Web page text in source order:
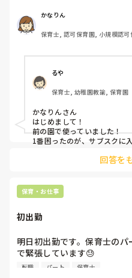
かなりん
保育士, 認可保育園, 小規模認可
るや
保育士, 幼稚園教諭, 保育園
かなりんさん
はじめまして！
前の園で使っていました！
1番困ったのが、サブスクに
るので)この子はサブスク、
回答を
保育・お仕事
初出勤
明日初出勤です。保育士の
で緊張しています😓
子どもの前で自己紹介とか
転職 パート 保育士